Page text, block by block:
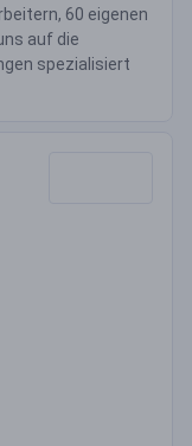
60 eigenen
auf die
spezialisiert